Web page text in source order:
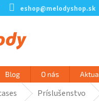
eshop@melodyshop.sk
Blog O nás
Príslušenstvo